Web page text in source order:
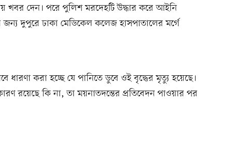
খবর দেন। পরে পুলিশ মরদেহটি উদ্ধার করে আইনি
জন্য দুপুরে ঢাকা মেডিকেল কলেজ হাসপাতালের মর্গে
করা হচ্ছে যে পানিতে ডুবে ওই বৃদ্ধের মৃত্যু হয়েছে।
রয়েছে কি না, তা ময়নাতদন্তের প্রতিবেদন পাওয়ার পর